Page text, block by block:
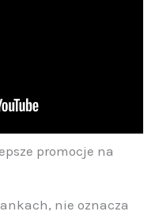
promocje na
nie oznacza